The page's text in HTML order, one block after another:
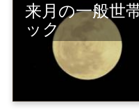
来月の一般世
ック